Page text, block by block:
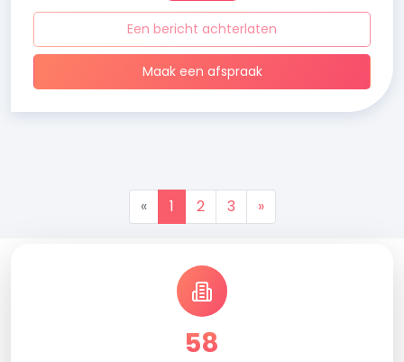
Een bericht achterlaten
Maak een afspraak
« 1 2 3 »
58